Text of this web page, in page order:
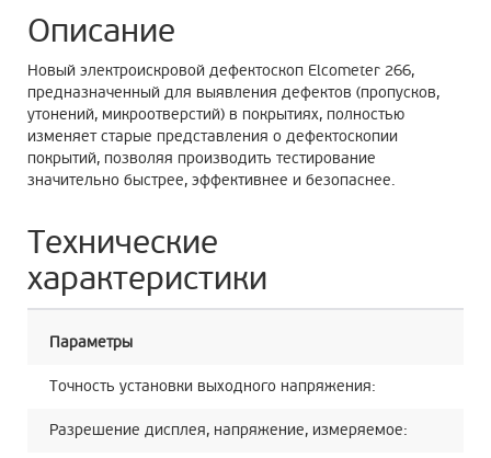
Описание
Новый электроискровой дефектоскоп Elcometer 266,
предназначенный для выявления дефектов (пропусков,
утонений, микроотверстий) в покрытиях, полностью
изменяет старые представления о дефектоскопии
покрытий, позволяя производить тестирование
значительно быстрее, эффективнее и безопаснее.
Технические
характеристики
Параметры
Точность установки выходного напряжения:
Разрешение дисплея, напряжение, измеряемое: